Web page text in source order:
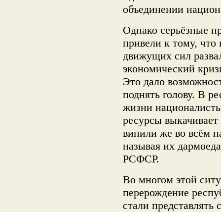
объединении
Однако серьёзные
привели к тому, что
движущих сил
экономический
Это дало
поднять голову. В
жизни
ресурсы
винили же во всём
называя их
РСФСР.
Во многом этой
перерождение
стали